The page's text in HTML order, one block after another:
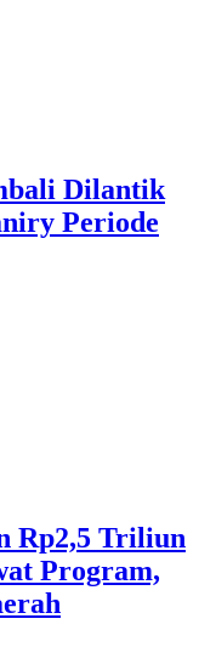
Dilantik
Periode
Rp2,5 Triliun
Program,